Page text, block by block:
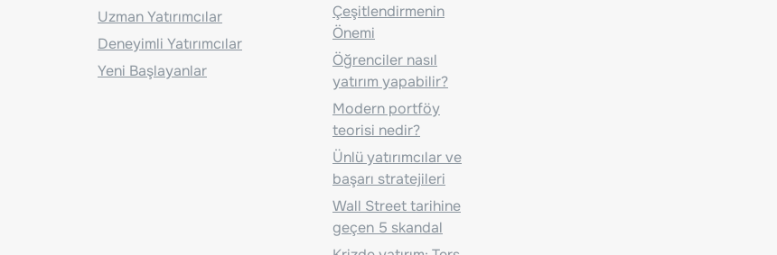
Uzman Yatırımcılar
Deneyimli Yatırımcılar
Yeni Başlayanlar
Çeşitlendirmenin
Önemi
Öğrenciler nasıl
yatırım yapabilir?
Modern portföy
teorisi nedir?
Ünlü yatırımcılar ve
başarı stratejileri
Wall Street tarihine
geçen 5 skandal